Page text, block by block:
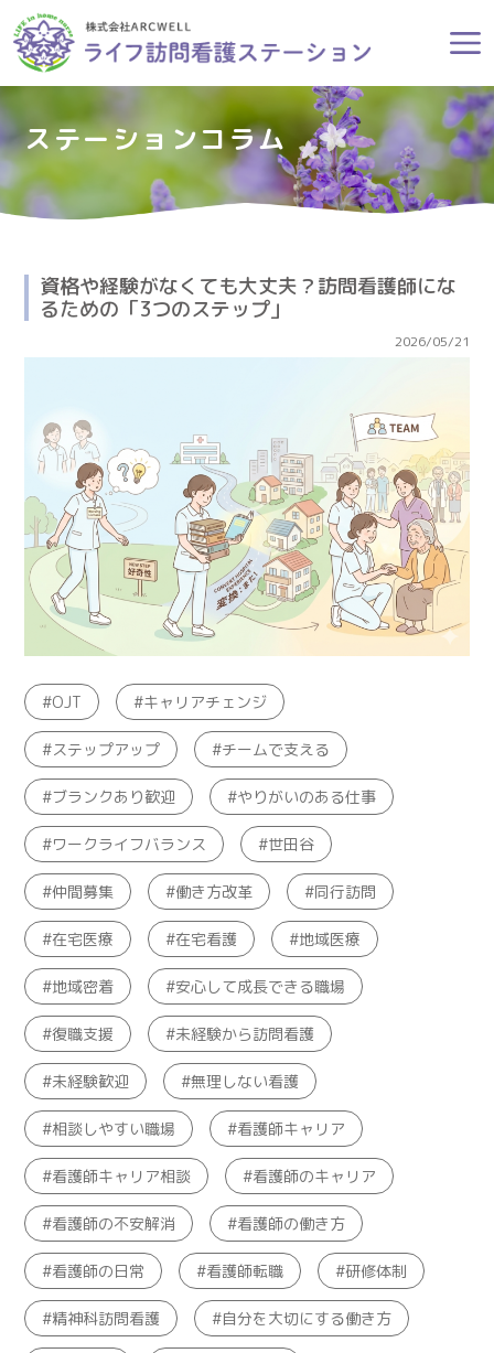
ステーションコラム
資格や経験がなくても大丈夫？訪問看護師にな
るための「3つのステップ」
2026/05/21
OJT キャリアチェンジ
ステップアップ チームで支える
ブランクあり歓迎 やりがいのある仕事
ワークライフバランス 世田谷
仲間募集 働き方改革 同行訪問
在宅医療 在宅看護 地域医療
地域密着 安心して成長できる職場
復職支援 未経験から訪問看護
未経験歓迎 無理しない看護
相談しやすい職場 看護師キャリア
看護師キャリア相談 看護師のキャリア
看護師の不安解消 看護師の働き方
看護師の日常 看護師転職 研修体制
精神科訪問看護 自分を大切にする働き方